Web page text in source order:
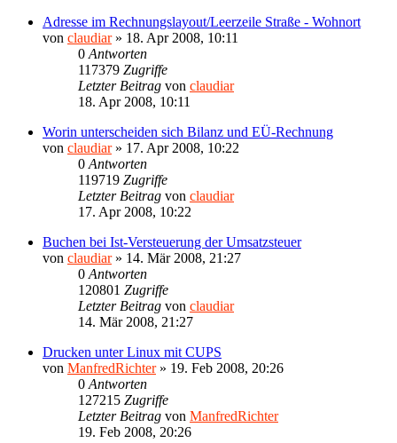
Adresse im Rechnungslayout/Leerzeile Straße - Wohnort
von claudiar» 18. Apr 2008, 10:11
0 Antworten
117379 Zugriffe
Letzter Beitrag von claudiar
18. Apr 2008, 10:11
Worin unterscheiden sich Bilanz und EÜ-Rechnung
von claudiar» 17. Apr 2008, 10:22
0 Antworten
119719 Zugriffe
Letzter Beitrag von claudiar
17. Apr 2008, 10:22
Buchen bei Ist-Versteuerung der Umsatzsteuer
von claudiar» 14. Mär 2008, 21:27
0 Antworten
120801 Zugriffe
Letzter Beitrag von claudiar
14. Mär 2008, 21:27
Drucken unter Linux mit CUPS
von ManfredRichter» 19. Feb 2008, 20:26
0 Antworten
127215 Zugriffe
Letzter Beitrag von ManfredRichter
19. Feb 2008, 20:26